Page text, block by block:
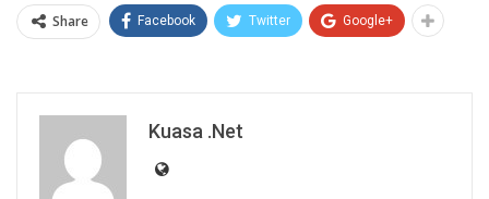
Share Facebook Twitter Google+
Kuasa .net